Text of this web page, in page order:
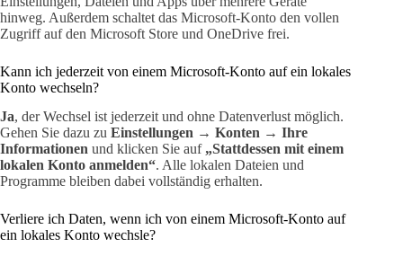
hinweg. Außerdem schaltet das Microsoft-Konto den vollen
Zugriff auf den Microsoft Store und OneDrive frei.
Kann ich jederzeit von einem Microsoft-Konto auf ein lokales
Konto wechseln?
Ja, der Wechsel ist jederzeit und ohne Datenverlust möglich.
Gehen Sie dazu zu Einstellungen → Konten → Ihre
Informationen und klicken Sie auf „Stattdessen mit einem
lokalen Konto anmelden“. Alle lokalen Dateien und
Programme bleiben dabei vollständig erhalten.
Verliere ich Daten, wenn ich von einem Microsoft-Konto auf
ein lokales Konto wechsle?